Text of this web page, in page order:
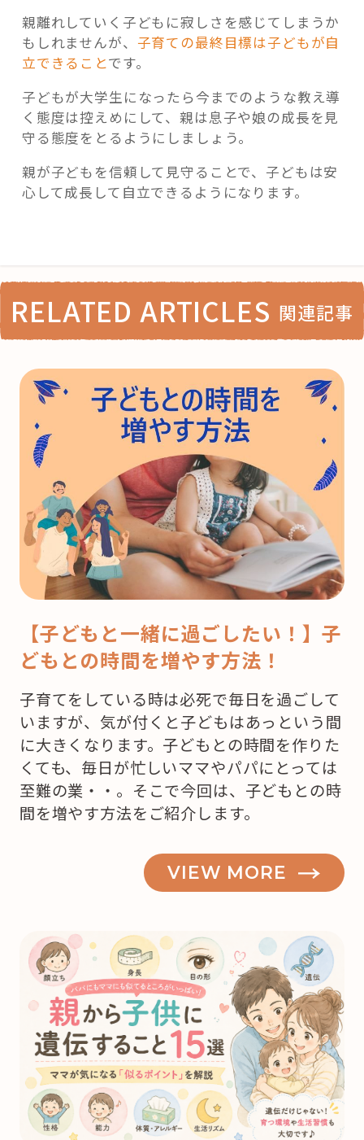
親離れしていく子どもに寂しさを感じてしまうか
もしれませんが、 子育ての最終目標は子どもが自
立できることです。
子どもが大学生になったら今までのような教え導
く態度は控えめにして、親は息子や娘の成長を見
守る態度をとるようにしましょう。
親が子どもを信頼して見守ることで、子どもは安
心して成長して自立できるようになります。
RELATED ARTICLES 関連記事
【子どもと一緒に過ごしたい！】子
どもとの時間を増やす方法！
子育てをしている時は必死で毎日を過ごして
いますが、気が付くと子どもはあっという間
に大きくなります。子どもとの時間を作りた
くても、毎日が忙しいママやパパにとっては
至難の業・・。そこで今回は、子どもとの時
間を増やす方法をご紹介します。
VIEW MORE